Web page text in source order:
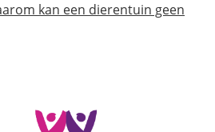
kan een dierentuin geen